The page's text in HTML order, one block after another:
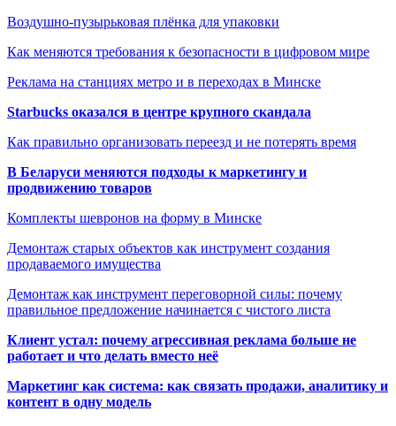
Воздушно-пузырьковая плёнка для упаковки
Как меняются требования к безопасности в цифровом мире
Реклама на станциях метро и в переходах в Минске
Starbucks оказался в центре крупного скандала
Как правильно организовать переезд и не потерять время
В Беларуси меняются подходы к маркетингу и
продвижению товаров
Комплекты шевронов на форму в Минске
Демонтаж старых объектов как инструмент создания
продаваемого имущества
Демонтаж как инструмент переговорной силы: почему
правильное предложение начинается с чистого листа
Клиент устал: почему агрессивная реклама больше не
работает и что делать вместо неё
Маркетинг как система: как связать продажи, аналитику и
контент в одну модель